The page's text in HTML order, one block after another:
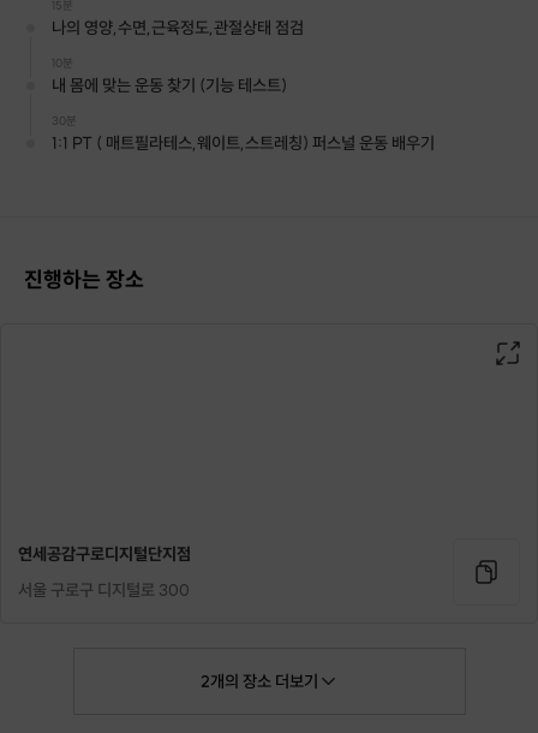
2층 209, 210호로 들어오시는 길입니다
라이크미
는 재활,체형교정 기반
1:1 PT&Pilates 컨설팅 서비스를 제공해요
15분
나의 영양,수면,근육정도,관절상태 점검
10분
내 몸에 맞는 운동 찾기 (기능 테스트)
30분
1:1 PT ( 매트필라테스,웨이트,스트레칭) 퍼스널 운동 배우기
진행하는 장소
연세공감구로디지털단지점
서울 구로구 디지털로 300
2개의 장소 더보기